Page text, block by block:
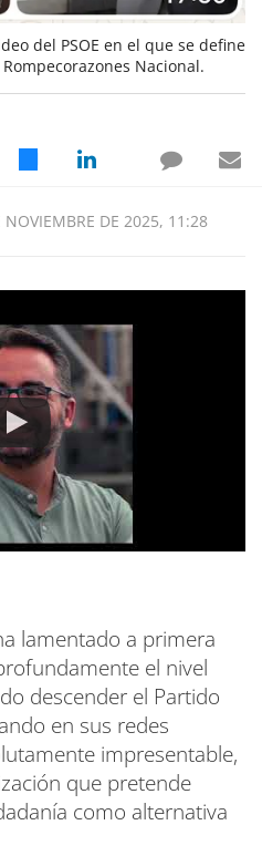
del PSOE en el que se define
Nacional.
NOVIEMBRE DE 2025, 11:28
lamentado a primera
el nivel
descender el Partido
en sus redes
impresentable,
que pretende
como alternativa